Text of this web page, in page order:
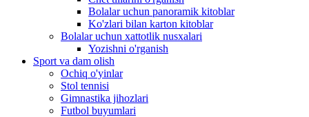
Bolalar uchun panoramik kitoblar
Ko'zlari bilan karton kitoblar
Bolalar uchun xattotlik nusxalari
Yozishni o'rganish
Sport va dam olish
Ochiq o'yinlar
Stol tennisi
Gimnastika jihozlari
Futbol buyumlari